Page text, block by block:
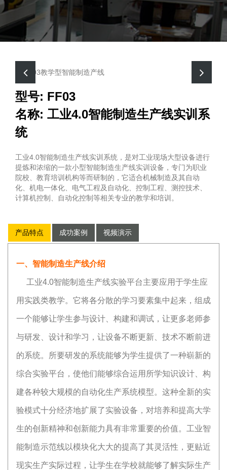
型号: FF03
名称: 工业4.0智能制造生产线实训系
统
工业4.0智能制造生产线实训系统，是对工业现场大型设备进行
提炼和浓缩的一款小型智能制造生产线实训设备，专门为职业
院校、教育培训机构等而研制的，它适合机械制造及其自动
化、机电一体化、电气工程及自动化、控制工程、测控技术、
计算机控制、自动化控制等相关专业的教学和培训。
产品特点 成功案例 视频演示
一、智能制造生产线介绍
工业4.0智能制造生产线实验平台主要应用于学生应
用实践类教学。它将各分散的学习要素集中起来，组成
一个能够让学生参与设计、构建和调试，让更多老师参
与研发、设计和学习，让设备不断更新、技术不断前进
的系统。所要研发的系统能够为学生提供了一种崭新的
综合实验平台，使他们能够综合运用所学知识设计、构
建各种较大规模的自动化生产系统模型。这种全新的实
验模式十分经济地扩展了实验设备，对培养和提高大学
生的创新精神和创新能力具有非常重要的价值。工业智
能制造示范线以模块化大大的提高了其灵活性，更贴近
现实生产实际过程，让学生在学校就能够了解实际生产